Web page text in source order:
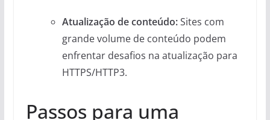
Atualização de conteúdo:Sites com
grande volume de conteúdo podem
enfrentar desafios na atualização para
HTTPS/HTTP3.
Passos para uma